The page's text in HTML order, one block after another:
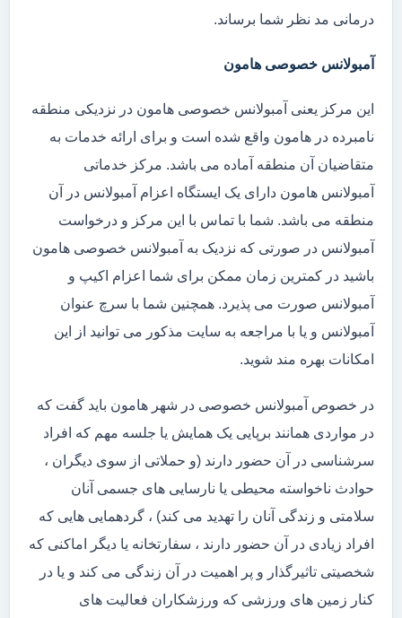
درمانی مد نظر شما برساند.
آمبولانس خصوصی هامون
این مرکز یعنی آمبولانس خصوصی هامون در نزدیکی منطقه
نامبرده در هامون واقع شده است و برای ارائه خدمات به
متقاضیان آن منطقه آماده می باشد. مرکز خدماتی
آمبولانس هامون دارای یک ایستگاه اعزام آمبولانس در آن
منطقه می باشد. شما با تماس با این مرکز و درخواست
آمبولانس در صورتی که نزدیک به آمبولانس خصوصی هامون
باشید در کمترین زمان ممکن برای شما اعزام اکیپ و
آمبولانس صورت می پذیرد. همچنین شما با سرچ عنوان
آمبولانس و یا با مراجعه به سایت مذکور می توانید از این
امکانات بهره مند شوید.
در خصوص آمبولانس خصوصی در شهر هامون باید گفت که
در مواردی همانند برپایی یک همایش یا جلسه مهم که افراد
سرشناسی در آن حضور دارند (و حملاتی از سوی دیگران ،
حوادث ناخواسته محیطی یا نارسایی های جسمی آنان
سلامتی و زندگی آنان را تهدید می کند) ، گردهمایی هایی که
افراد زیادی در آن حضور دارند ، سفارتخانه یا دیگر اماکنی که
شخصیتی تاثیرگذار و پر اهمیت در آن زندگی می کند و یا در
کنار زمین های ورزشی که ورزشکاران فعالیت های